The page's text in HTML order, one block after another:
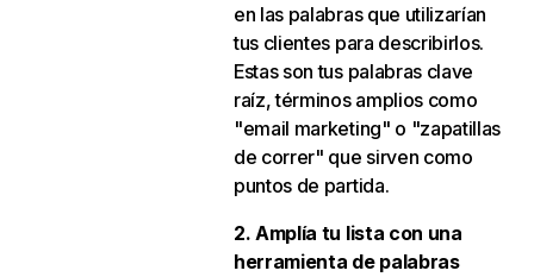
en las palabras que utilizarían
tus clientes para describirlos.
Estas son tus palabras clave
raíz, términos amplios como
"email marketing" o "zapatillas
de correr" que sirven como
puntos de partida.
2. Amplía tu lista con una
herramienta de palabras